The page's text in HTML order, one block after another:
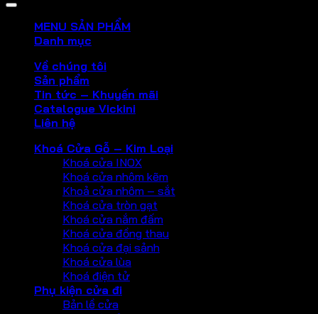
MENU SẢN PHẨM
Danh mục
Về chúng tôi
Sản phẩm
Tin tức – Khuyến mãi
Catalogue Vickini
Liên hệ
Khoá Cửa Gỗ – Kim Loại
Khoá cửa INOX
Khoá cửa nhôm kẽm
Khoả cửa nhôm – sắt
Khoá cửa tròn gạt
Khoá cửa nắm đấm
Khoá cửa đồng thau
Khoá cửa đại sảnh
Khoá cửa lùa
Khoá điện tử
Phụ kiện cửa đi
Bản lề cửa